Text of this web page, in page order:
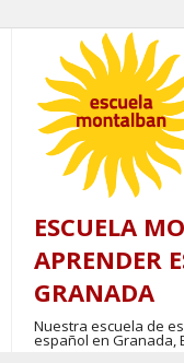
content
ESCUELA
APRENDER
GRANADA
Nuestra escuela de
español en Granada,